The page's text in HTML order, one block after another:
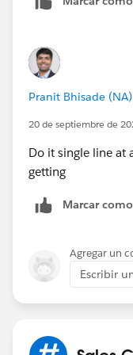
Pranit Bhisade (NA)
20 de septiembre de
Do it single line at
getting
Marcar
Agregar un
Escribir